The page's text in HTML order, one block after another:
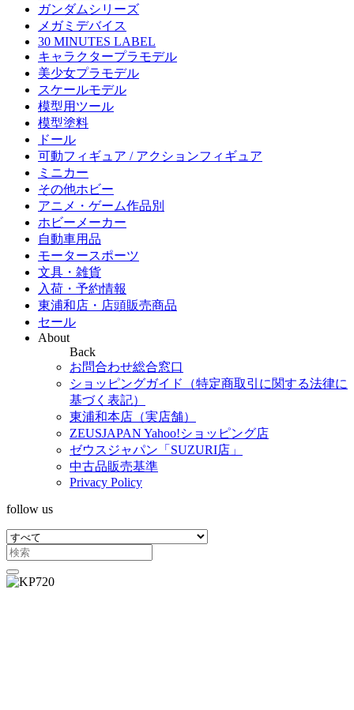
ガンダムシリーズ
メガミデバイス
30 MINUTES LABEL
キャラクタープラモデル
美少女プラモデル
スケールモデル
模型用ツール
模型塗料
ドール
可動フィギュア / アクションフィギュア
ミニカー
その他ホビー
アニメ・ゲーム作品別
ホビーメーカー
自動車用品
モータースポーツ
文具・雑貨
入荷・予約情報
東浦和店・店頭販売商品
セール
About
Back
お問合わせ総合窓口
ショッピングガイド（特定商取引に関する法律に
基づく表記）
東浦和本店（実店舗）
ZEUSJAPAN Yahoo!ショッピング店
ゼウスジャパン「SUZURI店」
中古品販売基準
Privacy Policy
follow us